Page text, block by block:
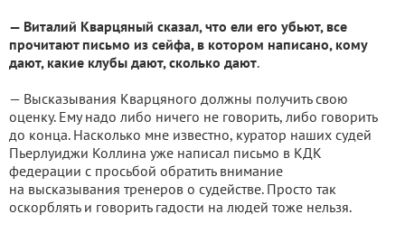
— Виталий Кварцяный сказал, что ели его убьют, все
прочитают письмо из сейфа, в котором написано, кому
дают, какие клубы дают, сколько дают.
— Высказывания Кварцяного должны получить свою
оценку. Ему надо либо ничего не говорить, либо говорить
до конца. Насколько мне известно, куратор наших судей
Пьерлуиджи Коллина уже написал письмо в КДК
федерации с просьбой обратить внимание
на высказывания тренеров о судействе. Просто так
оскорблять и говорить гадости на людей тоже нельзя.